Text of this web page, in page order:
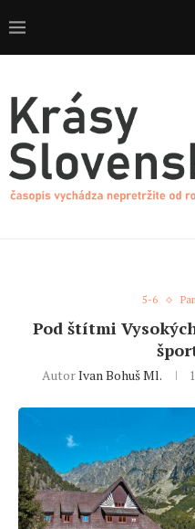
5-6
Pod štítmi
AutorIvan Bohuš Ml.